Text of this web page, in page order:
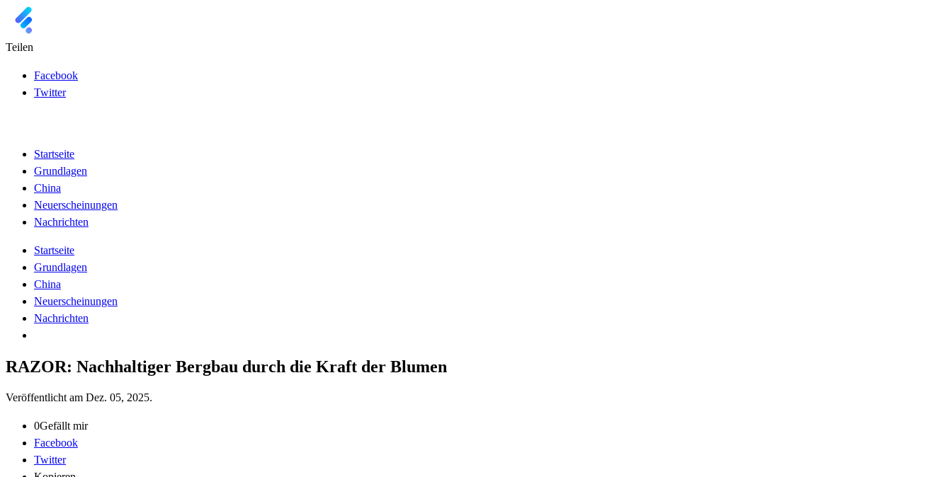
Teilen
Facebook
Twitter
Startseite
Grundlagen
China
Neuerscheinungen
Nachrichten
Startseite
Grundlagen
China
Neuerscheinungen
Nachrichten
RAZOR: Nachhaltiger Bergbau durch die Kraft der Blumen
Veröffentlicht am Dez. 05, 2025.
0Gefällt mir
Facebook
Twitter